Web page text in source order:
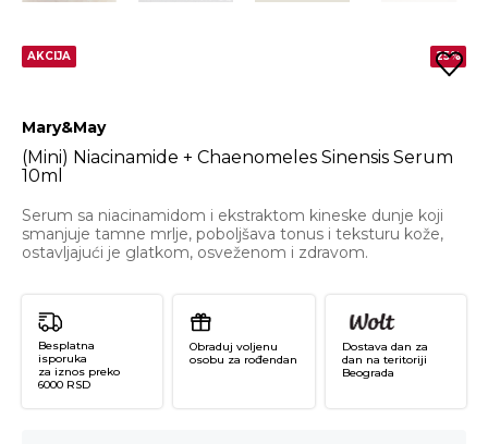
AKCIJA 25%
Mary&May
(Mini) Niacinamide + Chaenomeles Sinensis Serum
10ml
Serum sa niacinamidom i ekstraktom kineske dunje koji
smanjuje tamne mrlje, poboljšava tonus i teksturu kože,
ostavljajući je glatkom, osveženom i zdravom.
Besplatna
isporuka
za iznos preko
6000 RSD
Obraduj voljenu
osobu za rođendan
Dostava dan za
dan na teritoriji
Beograda